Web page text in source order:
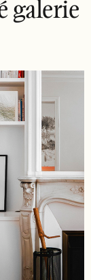
galerie